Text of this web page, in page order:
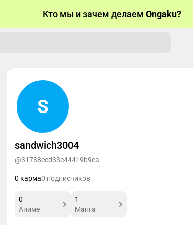
Кто мы и зачем делаем Ongaku?
S
sandwich3004
@31738ccd33c44419b9ea
0 карма0 подписчиков
0
Аниме
1
Манга